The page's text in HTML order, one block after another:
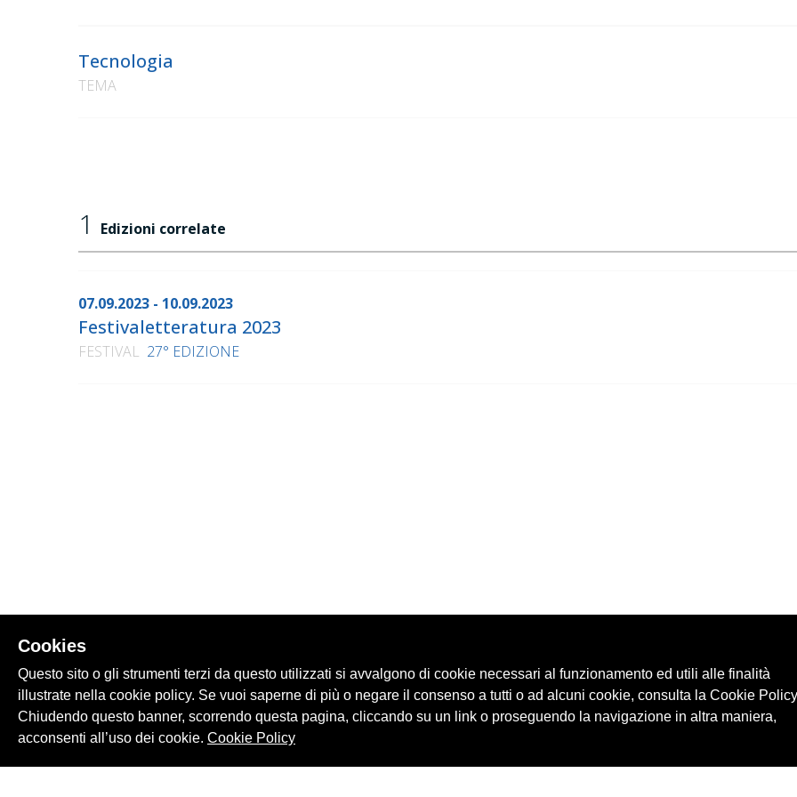
Tecnologia
TEMA
1 Edizioni correlate
07.09.2023 - 10.09.2023
Festivaletteratura 2023
FESTIVAL 27° EDIZIONE
Cookies
Questo sito o gli strumenti terzi da questo utilizzati si avvalgono di cookie necessari al funzionamento ed utili alle finalità
illustrate nella cookie policy. Se vuoi saperne di più o negare il consenso a tutti o ad alcuni cookie, consulta la Cookie
Chiudendo questo banner, scorrendo questa pagina, cliccando su un link o proseguendo la navigazione in altra maniera,
acconsenti all’uso dei cookie. Cookie Policy